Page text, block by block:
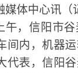
体中心讯（
午，信阳市
间内，机器
代表，信阳